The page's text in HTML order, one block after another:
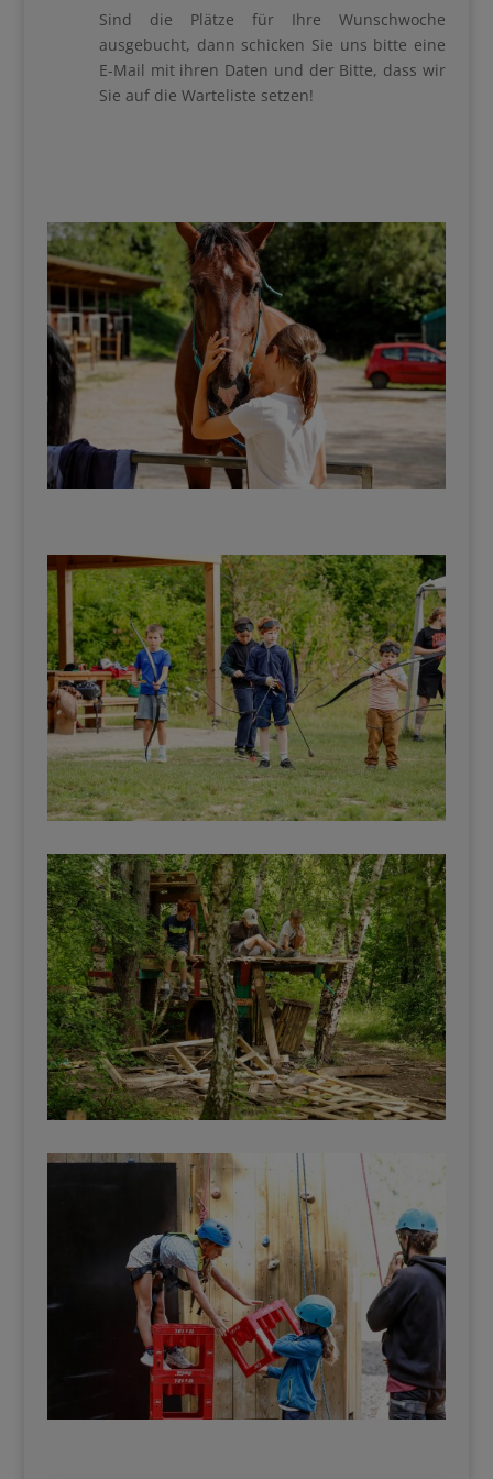
Sind die Plätze für Ihre Wunschwoche
ausgebucht, dann schicken Sie uns bitte eine
E-Mail mit ihren Daten und der Bitte, dass wir
Sie auf die Warteliste setzen!